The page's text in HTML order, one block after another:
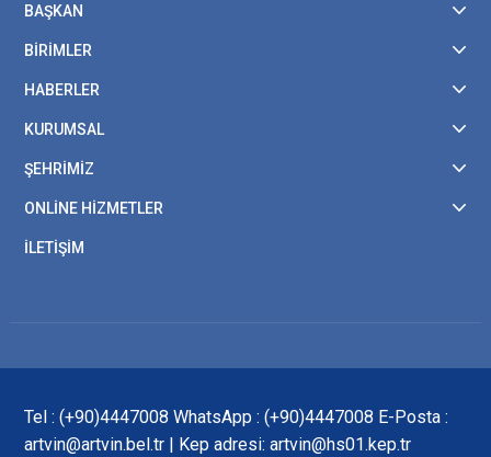
BAŞKAN
BİRİMLER
HABERLER
KURUMSAL
ŞEHRİMİZ
ONLİNE HİZMETLER
İLETİŞİM
Tel : (+90)4447008 WhatsApp : (+90)4447008 E-Posta :
artvin@artvin.bel.tr | Kep adresi: artvin@hs01.kep.tr